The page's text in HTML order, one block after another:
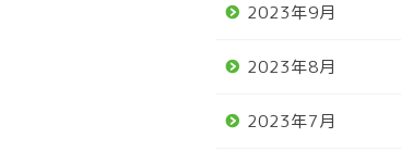
2023年9月
2023年8月
2023年7月